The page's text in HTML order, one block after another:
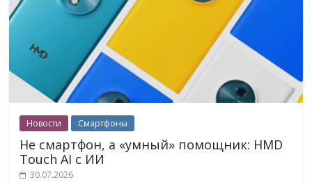
Новости Смартфоны
Не смартфон, а «умный» помощник: HMD
Touch AI с ИИ
30.07.2026